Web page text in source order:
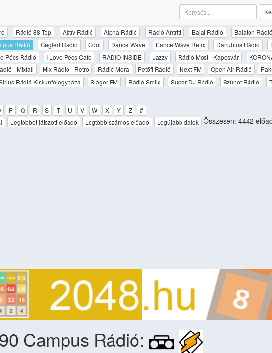
Rádió 88 Top Aktív Rádió Alpha Rádió Rádió Antritt Bajai Rádió Balaton Rádió
Rádió Cegléd Rádió Cool Dance Wave Dance Wave Retro Danubius Rádió
Pécs Rádió I Love Pécs Cafe RADIO INSIDE Jazzy Rádió Most - Kaposvár
- Mixfall Mix Rádió - Retro Rádió Mora Petőfi Rádió Next FM Open Air Rádió
Rádió Kiskunfélegyháza Sláger FM Rádió Smile Super DJ Rádió Szünet Rádió
P Q R S T U V W X Y Z
#
Legtöbbet játszott előadó Legtöbb számos előadó Legújabb dalok Összesen: 4442
Campus Rádió: